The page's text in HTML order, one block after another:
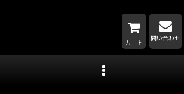
カート
問い合わせ